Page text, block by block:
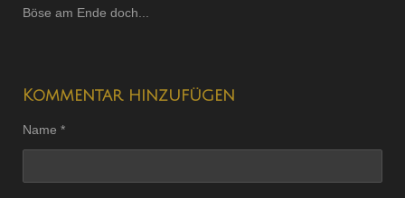
Böse am Ende doch...
Kommentar hinzufügen
Name *